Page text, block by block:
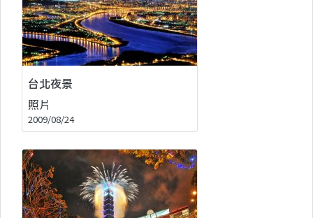
台北夜景
照片
2009/08/24